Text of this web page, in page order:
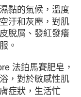
黏的氣候，溫度
汙和灰塵，對肌
脫屑、發紅發癢
。
法鉑馬賽肥皂，
，對於敏感性肌
症狀，生活忙